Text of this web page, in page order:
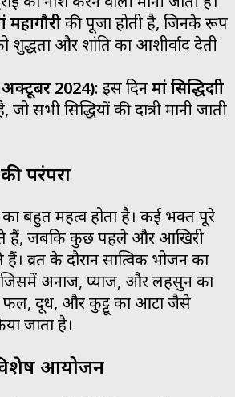
महागौरीकी पूजा होती है, जिनके रूप
शुद्धता और शांति का आशीर्वाद देती
अक्टूबर 2024): इस दिनमां सिद्धिदात्री
जो सभी सिद्धियों की दात्री मानी जाती
परंपरा
का बहुत महत्व होता है। कई भक्त पूरे
हैं, जबकि कुछ पहले और आखिरी
व्रत के दौरान सात्विक भोजन का
जिसमें अनाज, प्याज, और लहसुन का
फल, दूध, और कुट्टू का आटा जैसे
जाता है।
विशेष आयोजन